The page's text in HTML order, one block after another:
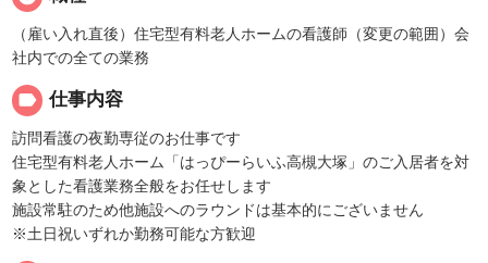
（雇い入れ直後）住宅型有料老人ホームの看護師（変更の範囲）会
社内での全ての業務
label 仕事内容
訪問看護の夜勤専従のお仕事です
住宅型有料老人ホーム「はっぴーらいふ高槻大塚」のご入居者を対
象とした看護業務全般をお任せします
施設常駐のため他施設へのラウンドは基本的にございません
※土日祝いずれか勤務可能な方歓迎